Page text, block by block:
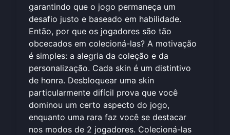
garantindo que o jogo permaneça um
desafio justo e baseado em habilidade.
Então, por que os jogadores são tão
obcecados em colecioná-las? A motivação
é simples: a alegria da coleção e da
personalização. Cada skin é um distintivo
de honra. Desbloquear uma skin
particularmente difícil prova que você
dominou um certo aspecto do jogo,
enquanto uma rara faz você se destacar
nos modos de 2 jogadores. Colecioná-las